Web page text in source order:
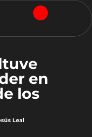
en
los
Leal